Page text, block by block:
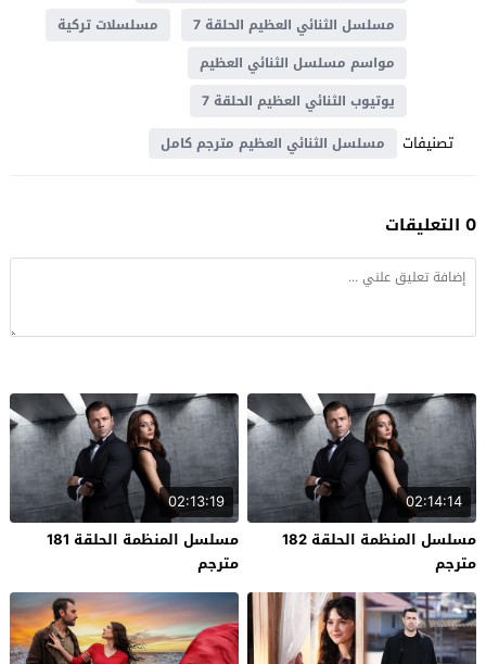
مسلسل الثنائي العظيم الحلقة 7
مسلسلات تركية
مواسم مسلسل الثنائي العظيم
يوتيوب الثنائي العظيم الحلقة 7
تصنيفات مسلسل الثنائي العظيم مترجم كامل
0 التعليقات
02:14:14
مسلسل المنظمة الحلقة 182
مترجم
02:13:19
مسلسل المنظمة الحلقة 181
مترجم